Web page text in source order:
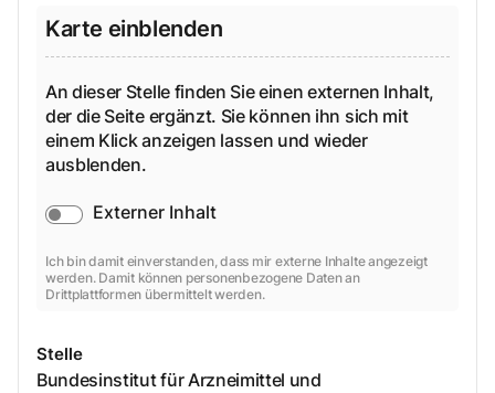
Karte einblenden
An dieser Stelle finden Sie einen externen Inhalt,
der die Seite ergänzt. Sie können ihn sich mit
einem Klick anzeigen lassen und wieder
ausblenden.
Externer Inhalt
Ich bin damit einverstanden, dass mir externe Inhalte angezeigt
werden. Damit können personenbezogene Daten an
Drittplattformen übermittelt werden.
Stelle
Bundesinstitut für Arzneimittel und